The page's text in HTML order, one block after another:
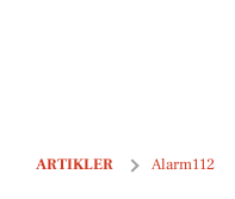
ARTIKLER Alarm112
Blotter-sag på